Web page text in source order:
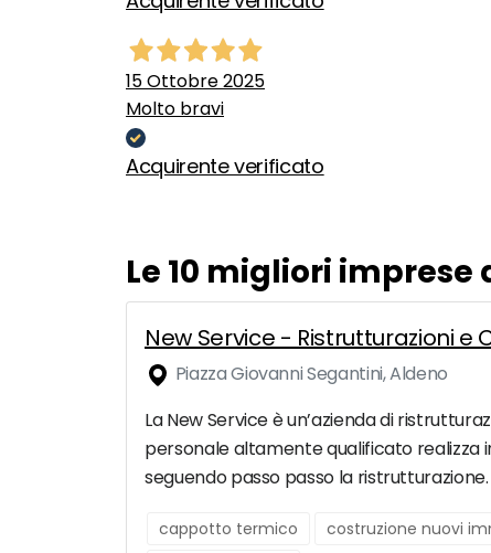
15 Ottobre 2025
Molto bravi
Acquirente verificato
Le 10 migliori imprese
New Service - Ristrutturazioni e
Piazza Giovanni Segantini, Aldeno
La New Service è un’azienda di
personale altamente qualificato realizza
seguendo passo passo la ristrutturazione.
cappotto termico costruzione nuovi